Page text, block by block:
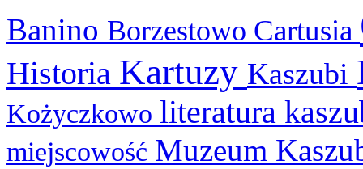
Banino Borzestowo Cartusia
Historia Kartuzy Kaszubi
Kożyczkowo literatura
miejscowość Muzeum